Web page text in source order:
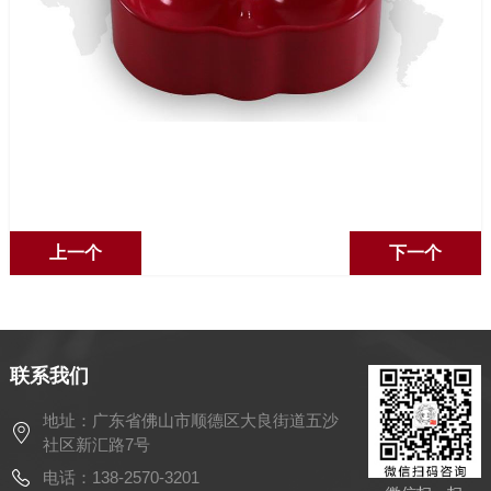
上一个 下一个
联系我们
地址：广东省佛山市顺德区大良街道五沙
社区新汇路7号
电话：138-2570-3201